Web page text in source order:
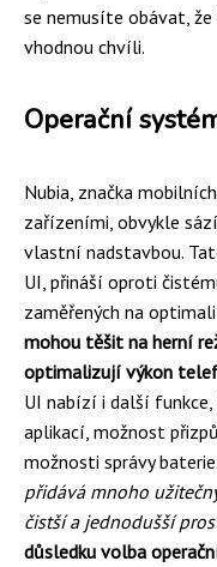
se nemusíte obávat,
vhodnou chvíli.
Operační
Nubia, značka
zařízeními, obvykle
vlastní nadstavbou.
UI, přináší oproti
zaměřených na
mohou těšit na herní
optimalizují výkon
UI nabízí i další
aplikací, možnost
možnosti správy baterie.
přidává mnoho
čistší a jednodušší
důsledku volba